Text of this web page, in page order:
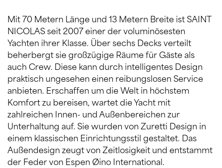
Mit 70 Metern Länge und 13 Metern Breite ist SAINT
NICOLAS seit 2007 einer der voluminösesten
Yachten ihrer Klasse. Über sechs Decks verteilt
beherbergt sie großzügige Räume für Gäste als
auch Crew. Diese kann durch intelligentes Design
praktisch ungesehen einen reibungslosen Service
anbieten. Erschaffen um die Welt in höchstem
Komfort zu bereisen, wartet die Yacht mit
zahlreichen Innen- und Außenbereichen zur
Unterhaltung auf. Sie wurden von Zuretti Design in
einem klassischen Einrichtungsstil gestaltet. Das
Außendesign zeugt von Zeitlosigkeit und entstammt
der Feder von Espen Øino International.